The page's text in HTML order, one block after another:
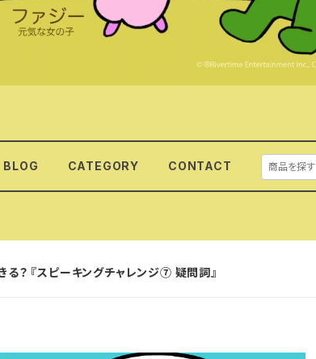
BLOG CATEGORY CONTACT
？ 『スピーキングチャレンジ⑦ 疑問詞』